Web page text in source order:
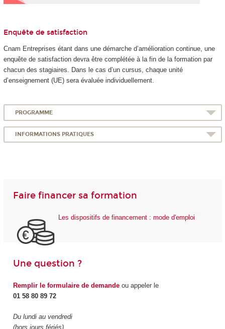
Enquête de satisfaction
Cnam Entreprises étant dans une démarche d’amélioration continue, une
enquête de satisfaction devra être complétée à la fin de la formation par
chacun des stagiaires. Dans le cas d’un cursus, chaque unité
d’enseignement (UE) sera évaluée individuellement.
PROGRAMME
INFORMATIONS PRATIQUES
Faire financer sa formation
Les dispositifs de financement : mode d'emploi
Une question ?
Remplir le formulaire de demandeou appeler le
01 58 80 89 72
Du lundi au vendredi
(hors jours fériés)